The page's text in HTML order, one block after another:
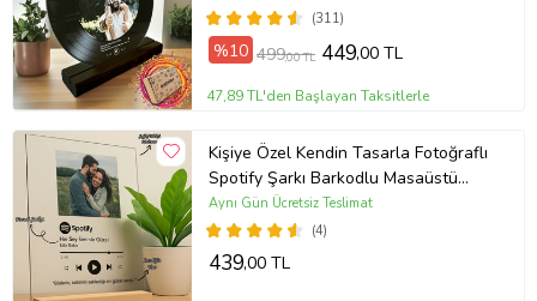
(311)
%10 499,00 TL 449,00 TL
47,89 TL'den Başlayan Taksitlerle
Kişiye Özel Kendin Tasarla Fotoğraflı
Spotify Şarkı Barkodlu Masaüstü
Plak Fotoğraf Çerçevesi
(4)
Aynı Gün Ücretsiz Teslimat
439,00 TL